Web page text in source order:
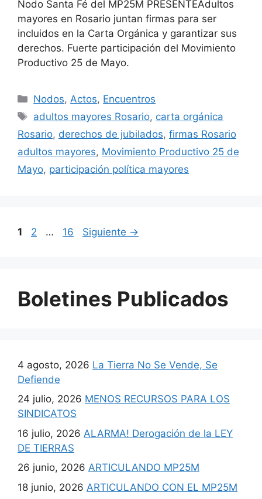
Nodo Santa Fé del MP25M PRESENTEAdultos
mayores en Rosario juntan firmas para ser
incluidos en la Carta Orgánica y garantizar sus
derechos. Fuerte participación del Movimiento
Productivo 25 de Mayo.
Nodos, Actos, Encuentros
adultos mayores Rosario, carta orgánica
Rosario, derechos de jubilados, firmas Rosario
adultos mayores, Movimiento Productivo 25 de
Mayo, participación política mayores
1 2 … 16 Siguiente →
Boletines Publicados
4 agosto, 2026 La Tierra No Se Vende, Se
Defiende
24 julio, 2026 MENOS RECURSOS PARA LOS
SINDICATOS
16 julio, 2026 ALARMA! Derogación de la LEY
DE TIERRAS
26 junio, 2026 ARTICULANDO MP25M
18 junio, 2026 ARTICULANDO CON EL MP25M